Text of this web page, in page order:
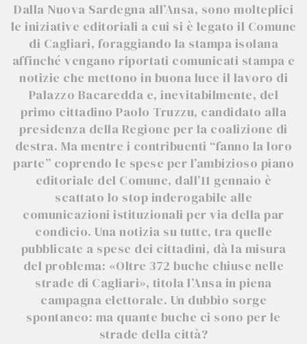
Dalla Nuova Sardegna all’Ansa, sono molteplici
le iniziative editoriali a cui si è legato il Comune
di Cagliari, foraggiando la stampa isolana
affinché vengano riportati comunicati stampa e
notizie che mettono in buona luce il lavoro di
Palazzo Bacaredda e, inevitabilmente, del
primo cittadino Paolo Truzzu, candidato alla
presidenza della Regione per la coalizione di
destra. Ma mentre i contribuenti “fanno la loro
parte” coprendo le spese per l’ambizioso piano
editoriale del Comune, dall’11 gennaio è
scattato lo stop inderogabile alle
comunicazioni istituzionali per via della par
condicio. Una notizia su tutte, tra quelle
pubblicate a spese dei cittadini, dà la misura
del problema: «Oltre 372 buche chiuse nelle
strade di Cagliari», titola l’Ansa in piena
campagna elettorale. Un dubbio sorge
spontaneo: ma quante buche ci sono per le
strade della città?